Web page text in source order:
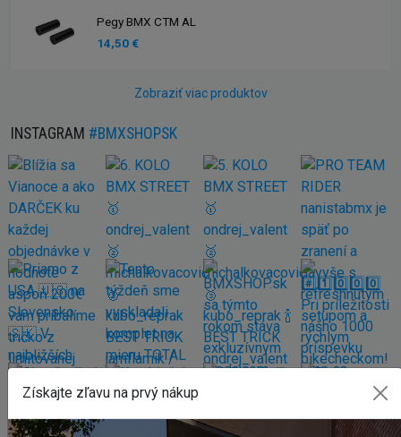
Pegy BMX CTM AL
14,50 €
Zobraziť viac produktov
INSTAGRAM #BMXSHOPSK
Získajte zľavu na prvý nákup